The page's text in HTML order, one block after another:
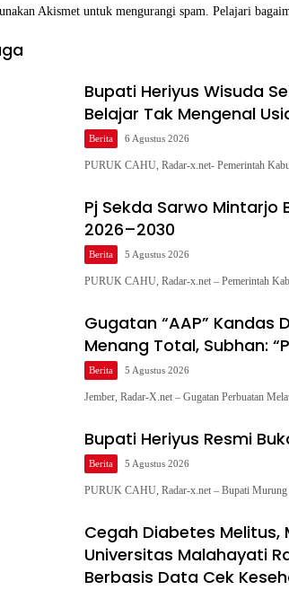
Akismet untuk mengurangi spam. Pelajari
Bupati Heriyus Wisuda
Belajar Tak Mengenal
Berita 6 Agustus 2026
PURUK CAHU, Radar-x.net- Pemerintah
Pj Sekda Sarwo Mintarjo
2026–2030
Berita 5 Agustus 2026
PURUK CAHU, Radar-x.net – Pemerintah
Gugatan “AAP” Kandas
Menang Total, Subhan:
Berita 5 Agustus 2026
Jember, Radar-X.net – Gugatan Perbuatan
Bupati Heriyus Resmi
Berita 5 Agustus 2026
PURUK CAHU, Radar-x.net – Bupati
Cegah Diabetes Melitus,
Universitas Malahayati
Berbasis Data Cek